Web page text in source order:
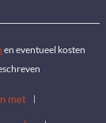
en eventueel kosten
met